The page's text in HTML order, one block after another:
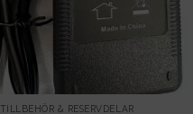
TILLBEHÖR & RESERVDELAR